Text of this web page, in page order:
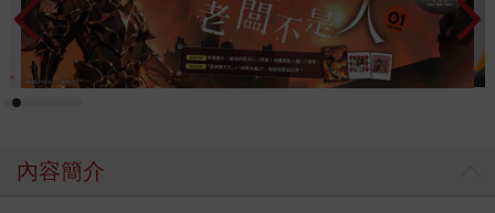
內容簡介